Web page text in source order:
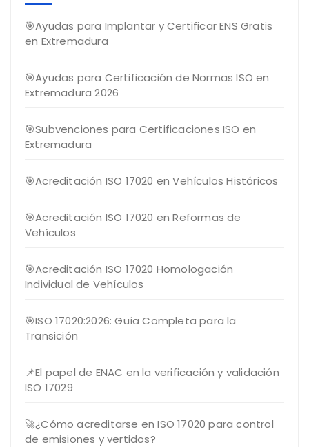
🎯Ayudas para Implantar y Certificar ENS Gratis
en Extremadura
🎯Ayudas para Certificación de Normas ISO en
Extremadura 2026
🎯Subvenciones para Certificaciones ISO en
Extremadura
🎯Acreditación ISO 17020 en Vehículos Históricos
🎯Acreditación ISO 17020 en Reformas de
Vehículos
🎯Acreditación ISO 17020 Homologación
Individual de Vehículos
🎯ISO 17020:2026: Guía Completa para la
Transición
📌El papel de ENAC en la verificación y validación
ISO 17029
🚀¿Cómo acreditarse en ISO 17020 para control
de emisiones y vertidos?